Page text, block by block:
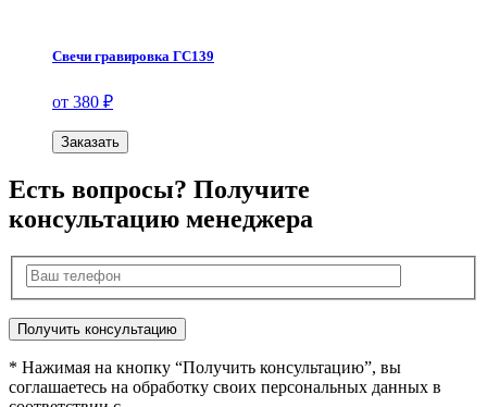
Свечи гравировка ГС139
от 380 ₽
Заказать
Есть вопросы? Получите
консультацию менеджера
* Нажимая на кнопку “Получить консультацию”, вы
соглашаетесь на обработку своих персональных данных в